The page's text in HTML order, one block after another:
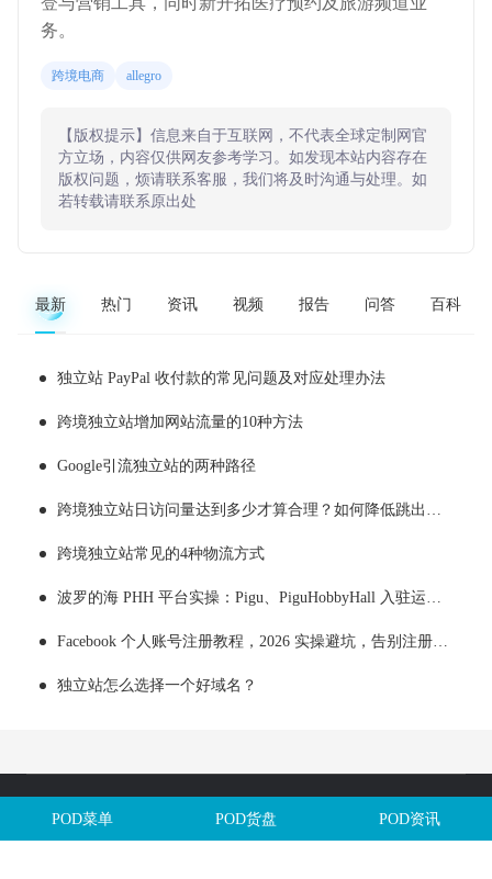
务。
跨境电商 allegro
【版权提示】信息来自于互联网，不代表全球定制网官
方立场，内容仅供网友参考学习。如发现本站内容存在
版权问题，烦请联系客服，我们将及时沟通与处理。如
若转载请联系原出处
最新 热门 资讯 视频 报告 问答 百科
独立站 PayPal 收付款的常见问题及对应处理办法
跨境独立站增加网站流量的10种方法
Google引流独立站的两种路径
跨境独立站日访问量达到多少才算合理？如何降低跳出率？
跨境独立站常见的4种物流方式
波罗的海 PHH 平台实操：Pigu、PiguHobbyHall 入驻运营全解析
Facebook 个人账号注册教程，2026 实操避坑，告别注册即封号
独立站怎么选择一个好域名？
Copyright @全球定制网All Rights Reserved. 闽ICP备2025106563号
POD菜单 POD货盘 POD资讯